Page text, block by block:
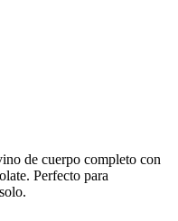
de cuerpo completo con
Perfecto para